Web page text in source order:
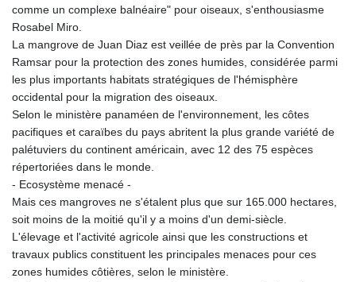
comme un complexe balnéaire" pour oiseaux, s'enthousiasme
Rosabel Miro.
La mangrove de Juan Diaz est veillée de près par la Convention
Ramsar pour la protection des zones humides, considérée parmi
les plus importants habitats stratégiques de l'hémisphère
occidental pour la migration des oiseaux.
Selon le ministère panaméen de l'environnement, les côtes
pacifiques et caraïbes du pays abritent la plus grande variété de
palétuviers du continent américain, avec 12 des 75 espèces
répertoriées dans le monde.
- Ecosystème menacé -
Mais ces mangroves ne s'étalent plus que sur 165.000 hectares,
soit moins de la moitié qu'il y a moins d'un demi-siècle.
L'élevage et l'activité agricole ainsi que les constructions et
travaux publics constituent les principales menaces pour ces
zones humides côtières, selon le ministère.